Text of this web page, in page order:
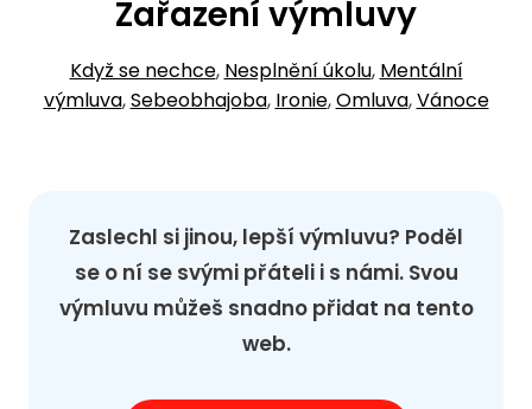
Zařazení výmluvy
Když se nechce, Nesplnění úkolu, Mentální
výmluva,Sebeobhajoba, Ironie,Omluva,Vánoce
Zaslechl si jinou, lepší výmluvu? Poděl
se o ní se svými přáteli i s námi. Svou
výmluvu můžeš snadno přidat na tento
web.